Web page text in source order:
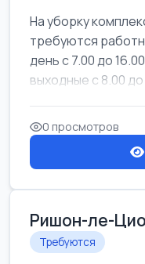
На уборку
требуются
день с 7.00 до
выходные с 8.00
0 просмотров
Ришон-ле-
Требуются